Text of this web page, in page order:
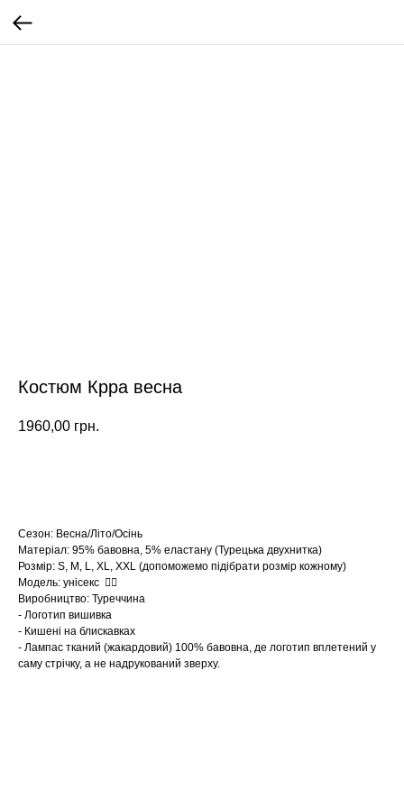
Костюм Крра весна
1960,00 грн.
Сезон: Весна/Літо/Осінь
Матеріал: 95% бавовна, 5% еластану (Турецька двухнитка)
Розмір: S, M, L, XL, XXL (допоможемо підібрати розмір кожному)
Модель: унісекс ☝🏻
Виробництво: Туреччина
- Логотип вишивка
- Кишені на блискавках
- Лампас тканий (жакардовий) 100% бавовна, де логотип вплетений у
саму стрічку, а не надрукований зверху.